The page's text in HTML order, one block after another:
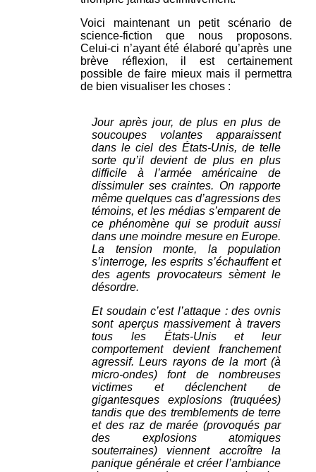
Voici maintenant un petit scénario de
science-fiction que nous proposons.
Celui-ci n’ayant été élaboré qu’après une
brève réflexion, il est certainement
possible de faire mieux mais il permettra
de bien visualiser les choses :
Jour après jour, de plus en plus de
soucoupes volantes apparaissent
dans le ciel des États-Unis, de telle
sorte qu’il devient de plus en plus
difficile à l’armée américaine de
dissimuler ses craintes. On rapporte
même quelques cas d’agressions des
témoins, et les médias s’emparent de
ce phénomène qui se produit aussi
dans une moindre mesure en Europe.
La tension monte, la population
s’interroge, les esprits s’échauffent et
des agents provocateurs sèment le
désordre.
Et soudain c’est l’attaque : des ovnis
sont aperçus massivement à travers
tous les États-Unis et leur
comportement devient franchement
agressif. Leurs rayons de la mort (à
micro-ondes) font de nombreuses
victimes et déclenchent de
gigantesques explosions (truquées)
tandis que des tremblements de terre
et des raz de marée (provoqués par
des explosions atomiques
souterraines) viennent accroître la
panique générale et créer l’ambiance